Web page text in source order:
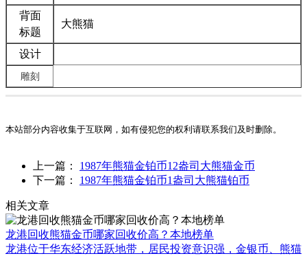
背面
标题
大熊猫
设计
雕刻
本站部分内容收集于互联网，如有侵犯您的权利请联系我们及时删除。
上一篇： 1987年熊猫金铂币12盎司大熊猫金币
下一篇： 1987年熊猫金铂币1盎司大熊猫铂币
相关文章
龙港回收熊猫金币哪家回收价高？本地榜单
龙港位于华东经济活跃地带，居民投资意识强，金银币、熊猫